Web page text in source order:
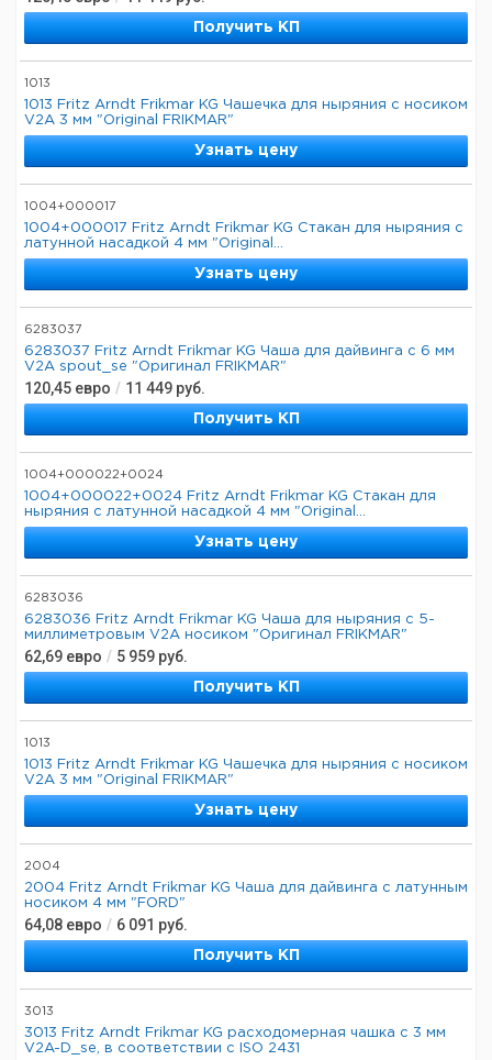
Получить КП
1013
1013 Fritz Arndt Frikmar KG Чашечка для ныряния с носиком
V2A 3 мм "Original FRIKMAR"
Узнать цену
1004+000017
1004+000017 Fritz Arndt Frikmar KG Стакан для ныряния с
латунной насадкой 4 мм "Original...
Узнать цену
6283037
6283037 Fritz Arndt Frikmar KG Чаша для дайвинга с 6 мм
V2A spout_se "Оригинал FRIKMAR"
120,45 евро / 11 449 руб.
Получить КП
1004+000022+0024
1004+000022+0024 Fritz Arndt Frikmar KG Стакан для
ныряния с латунной насадкой 4 мм "Original...
Узнать цену
6283036
6283036 Fritz Arndt Frikmar KG Чаша для ныряния с 5-
миллиметровым V2A носиком "Оригинал FRIKMAR"
62,69 евро / 5 959 руб.
Получить КП
1013
1013 Fritz Arndt Frikmar KG Чашечка для ныряния с носиком
V2A 3 мм "Original FRIKMAR"
Узнать цену
2004
2004 Fritz Arndt Frikmar KG Чаша для дайвинга с латунным
носиком 4 мм "FORD"
64,08 евро / 6 091 руб.
Получить КП
3013
3013 Fritz Arndt Frikmar KG расходомерная чашка с 3 мм
V2A-D_se, в соответствии с ISO 2431